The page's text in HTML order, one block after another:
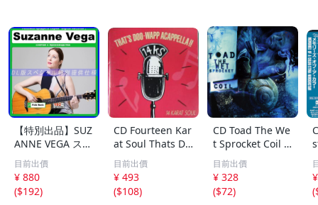
【特別出品】SUZ
ANNE VEGA スザ
ンヌ・ヴェガ 精
選集 100歌 音楽D
L(MP3CD)☆
目前出價
¥ 880
($192)
CD Fourteen Kar
at Soul Thats Do
o-Wapp Acappel
la PCCY00374 Ca
nyon Internatio
nal /00110
目前出價
¥ 493
($108)
CD Toad The We
t Sprocket Coil C
K67862 Columbi
a /00110
目前出價
¥ 328
($72)
(